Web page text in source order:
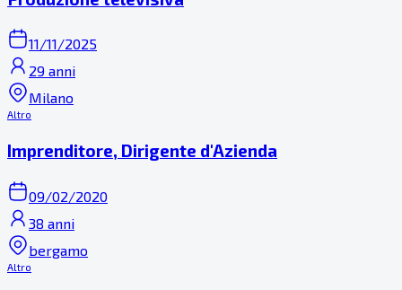
11/11/2025
29 anni
Milano
Altro
Imprenditore, Dirigente d'Azienda
09/02/2020
38 anni
bergamo
Altro